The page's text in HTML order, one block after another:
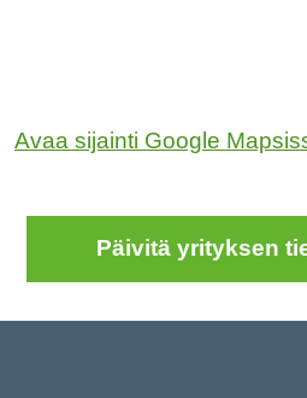
Avaa sijainti Google
Päivitä yrityksen